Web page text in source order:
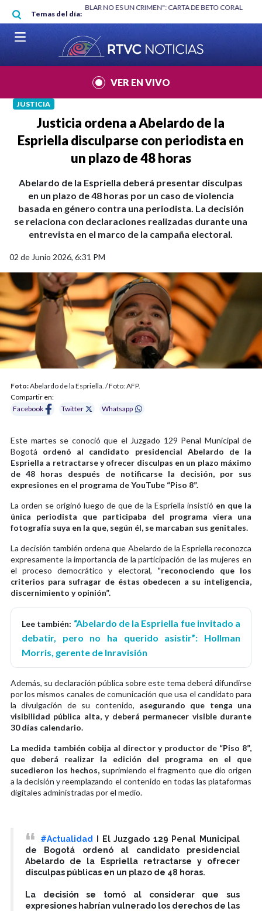
Pasar al contenido principal
Temas del día:
"HABLAR NO ES UN CRIMEN": CARTA DE BETO CORAL |
VER EN VIVO
JUSTICIA
Justicia ordena a Abelardo de la
Espriella disculparse con periodista en
un plazo de 48 horas
Abelardo de la Espriella deberá presentar disculpas
en un plazo de 48 horas por un caso de violencia
basada en género contra una periodista. La decisión
se relaciona con declaraciones realizadas durante una
entrevista en el marco de la campaña electoral.
02 de Junio 2026, 6:31 PM
Foto:Abelardo de la Espriella. / Foto: AFP.
Compartir en:
Facebook
Twitter Whatsapp
Este martes se conoció que el Juzgado 129 Penal Municipal de
Bogotá ordenó al candidato presidencial Abelardo de la
Espriella a retractarse y ofrecer disculpas en un plazo máximo
de 48 horas después de notificarse la decisión, por sus
expresiones en el programa de YouTube “Piso 8”.
La orden se originó luego de que de la Espriella insistió en que la
única periodista que participaba del programa viera una
fotografía suya en la que, según él, se marcaban sus genitales.
La decisión también ordena que Abelardo de la Espriella reconozca
expresamente la importancia de la participación de las mujeres en
el proceso democrático y electoral, “reconociendo que los
criterios para sufragar de éstas obedecen a su inteligencia,
discernimiento y opinión”.
Lee también: “Abelardo de la Espriella fue invitado a
debatir, pero no ha querido asistir”: Hollman
Morris, gerente de Inravisión
Además, su declaración pública sobre este tema deberá difundirse
por los mismos canales de comunicación que usa el candidato para
la divulgación de su contenido, asegurando que tenga una
visibilidad pública alta, y deberá permanecer visible durante
30 días calendario.
La medida también cobija al director y productor de “Piso 8”,
que deberá realizar la edición del programa en el que
sucedieron los hechos,suprimiendo el fragmento que dio origen
a la decisión y reemplazando el contenido en todas las plataformas
digitales administradas por el medio.
#Actualidad
I El Juzgado 129 Penal Municipal
de Bogotá ordenó al candidato presidencial
Abelardo de la Espriella retractarse y ofrecer
disculpas públicas en un plazo de 48 horas.
La decisión se tomó al considerar que sus
expresiones habrían vulnerado los derechos de las